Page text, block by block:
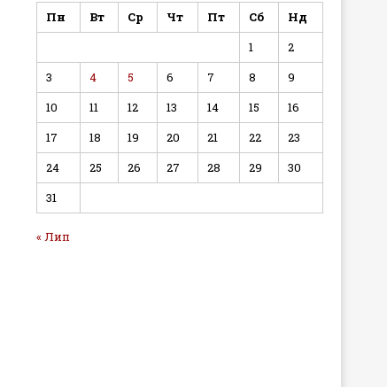
Пн
Вт Ср Чт Пт Сб
Нд
1
2
3
4 5 6 7 8
9
10
11 12 13 14 15
16
17
18 19 20 21 22
23
24
25 26 27 28 29
30
31
« Лип